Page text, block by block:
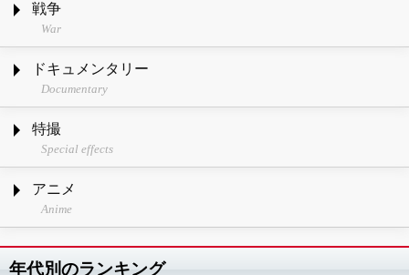
戦争
War
ドキュメンタリー
Documentary
特撮
Special effects
アニメ
Anime
年代別のランキング